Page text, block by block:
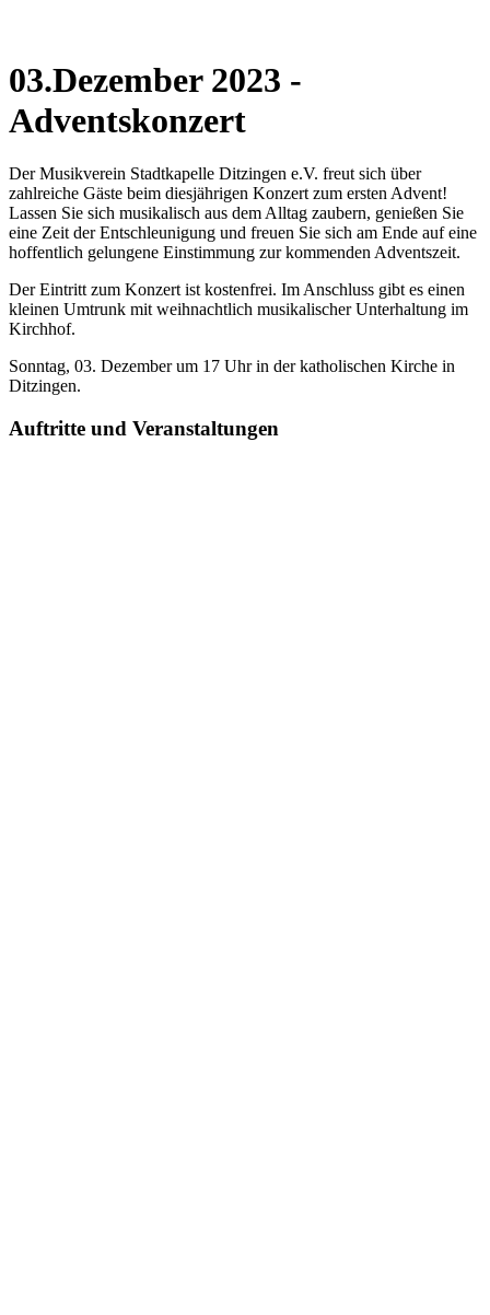
03.Dezember 2023 -
Adventskonzert
Der Musikverein Stadtkapelle Ditzingen e.V. freut sich über
zahlreiche Gäste beim diesjährigen Konzert zum ersten Advent!
Lassen Sie sich musikalisch aus dem Alltag zaubern, genießen Sie
eine Zeit der Entschleunigung und freuen Sie sich am Ende auf eine
hoffentlich gelungene Einstimmung zur kommenden Adventszeit.
Der Eintritt zum Konzert ist kostenfrei. Im Anschluss gibt es einen
kleinen Umtrunk mit weihnachtlich musikalischer Unterhaltung im
Kirchhof.
Sonntag, 03. Dezember um 17 Uhr in der katholischen Kirche in
Ditzingen.
Auftritte und Veranstaltungen